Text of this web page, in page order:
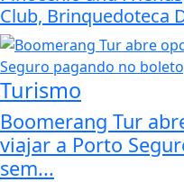
Club, Brinquedoteca
Turismo
Boomerang Tur
viajar a Porto
sem...